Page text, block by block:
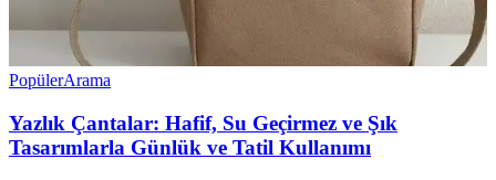
PopülerArama
Yazlık Çantalar: Hafif, Su Geçirmez ve Şık
Tasarımlarla Günlük ve Tatil Kullanımı